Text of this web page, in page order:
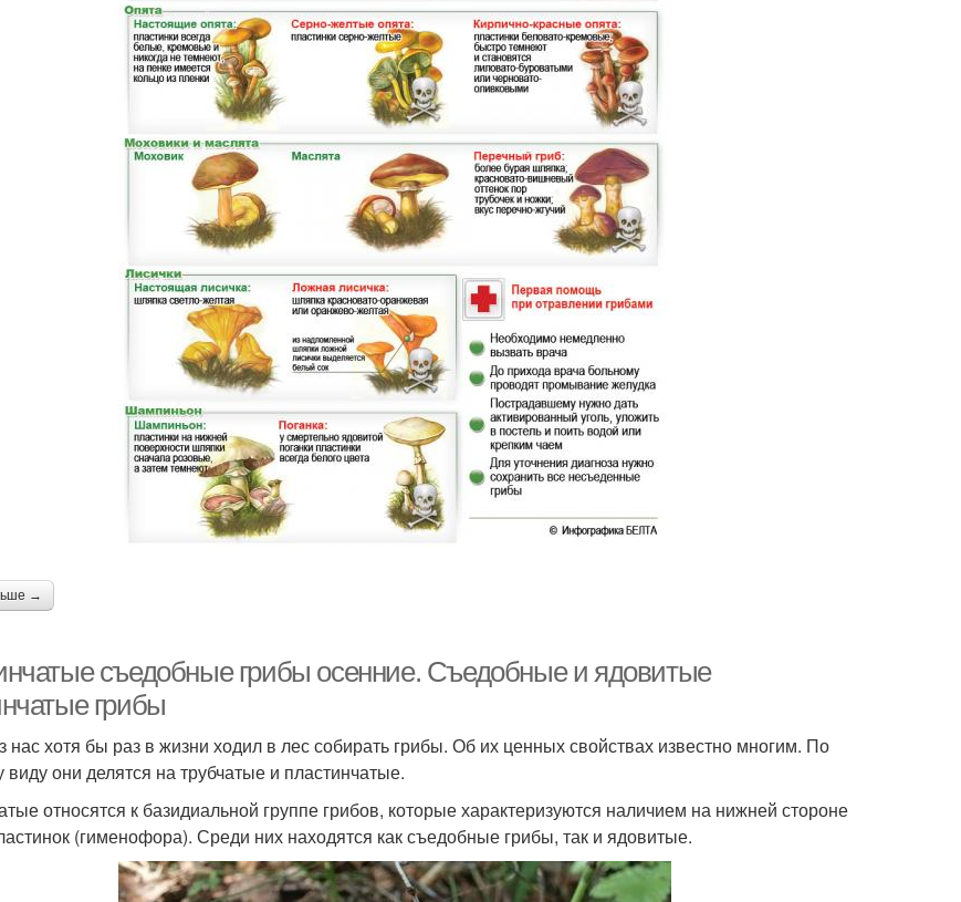
→
съедобные грибы осенние. Съедобные и ядовитые
грибы
нас хотя бы раз в жизни ходил в лес собирать грибы. Об их ценных свойствах известно многим. По
они делятся на трубчатые и пластинчатые.
относятся к базидиальной группе грибов, которые характеризуются наличием на нижней стороне
(гименофора). Среди них находятся как съедобные грибы, так и ядовитые.